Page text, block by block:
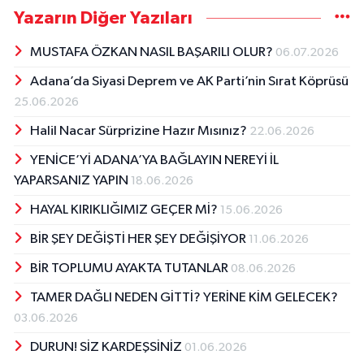
Yazarın Diğer Yazıları
MUSTAFA ÖZKAN NASIL BAŞARILI OLUR? 06.07.2026
Adana’da Siyasi Deprem ve AK Parti’nin Sırat Köprüsü
25.06.2026
Halil Nacar Sürprizine Hazır Mısınız? 22.06.2026
YENİCE’Yİ ADANA’YA BAĞLAYIN NEREYİ İL
YAPARSANIZ YAPIN 18.06.2026
HAYAL KIRIKLIĞIMIZ GEÇER Mİ? 15.06.2026
BİR ŞEY DEĞİŞTİ HER ŞEY DEĞİŞİYOR 11.06.2026
BİR TOPLUMU AYAKTA TUTANLAR 08.06.2026
TAMER DAĞLI NEDEN GİTTİ? YERİNE KİM GELECEK?
03.06.2026
DURUN! SİZ KARDEŞSİNİZ 01.06.2026